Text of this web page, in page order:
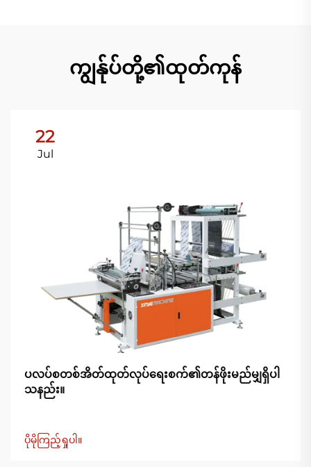
ကျွန်ုပ်တို့၏ထုတ်ကုန်
22
Jul
ပလပ်စတစ်အိတ်ထုတ်လုပ်ရေးစက်၏တန်ဖိုးမည်မျှရှိပါ
သနည်း။
ပိုမိုကြည့်ရှုပါ။